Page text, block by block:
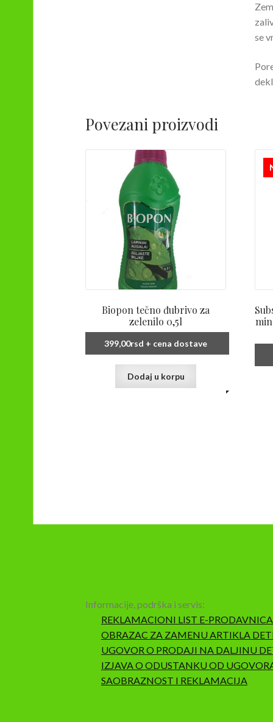
se
Povezani proizvodi
Biopon tečno đubrivo za
zelenilo 0,5l
399,00rsd + cena dostave
Dodaj u korpu
Informacije, podrška i servis:
REKLAMACIONI LIST E-
OBRAZAC ZA ZAMENU ARTIKLA
UGOVOR O PRODAJI NA DALJINU
IZJAVA O ODUSTANKU OD
SAOBRAZNOST I REKLAMACIJA